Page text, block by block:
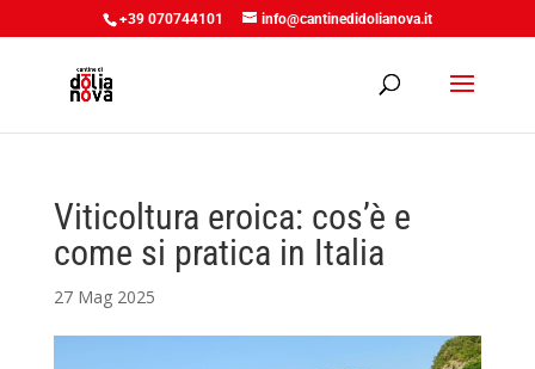
+39 070744101 info@cantinedidolianova.it
Viticoltura eroica: cos’è e
come si pratica in Italia
27 Mag 2025